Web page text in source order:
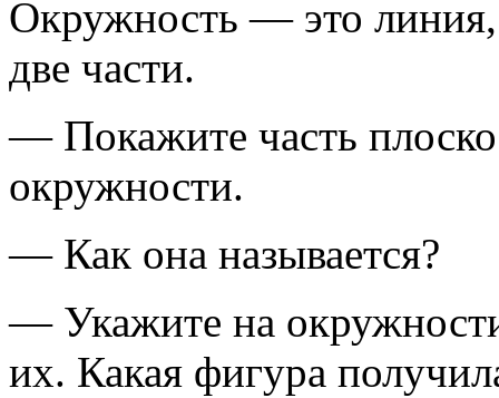
Окружность — это линия,
две части.
— Покажите часть
окружности.
— Как она называется?
— Укажите на
их. Какая фигура